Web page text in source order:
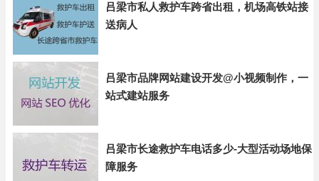
吕梁市私人救护车跨省出租，机场高铁站接
送病人
吕梁市品牌网站建设开发@小视频制作，一
站式建站服务
吕梁市长途救护车电话多少-大型活动场地保
障服务